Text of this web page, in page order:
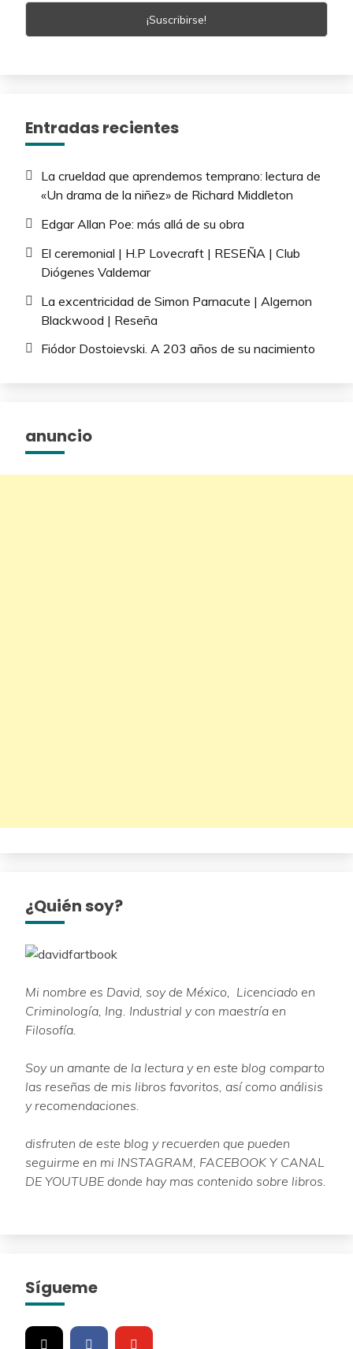
Entradas recientes
La crueldad que aprendemos temprano: lectura de
«Un drama de la niñez» de Richard Middleton
Edgar Allan Poe: más allá de su obra
El ceremonial | H.P Lovecraft | RESEÑA | Club
Diógenes Valdemar
La excentricidad de Simon Parnacute | Algernon
Blackwood | Reseña
Fiódor Dostoievski. A 203 años de su nacimiento
anuncio
¿Quién soy?
Mi nombre es David, soy de México, Licenciado en
Criminología, Ing. Industrial y con maestría en
Filosofía.
Soy un amante de la lectura y en este blog comparto
las reseñas de mis libros favoritos, así como análisis
y recomendaciones.
disfruten de este blog y recuerden que pueden
seguirme en mi INSTAGRAM, FACEBOOK Y CANAL
DE YOUTUBE donde hay mas contenido sobre libros.
Sígueme